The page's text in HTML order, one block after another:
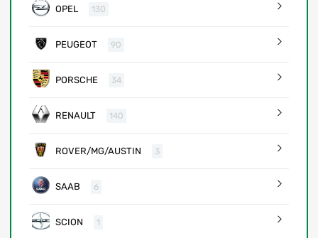
OPEL 130
PEUGEOT 90
PORSCHE 34
RENAULT 140
ROVER/MG/AUSTIN 3
SAAB 6
SCION 1